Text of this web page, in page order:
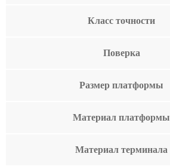
Класс точности
Поверка
Размер платформы
Материал платформы
Материал терминала